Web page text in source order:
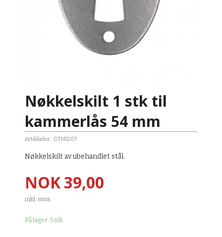
Nøkkelskilt 1 stk til
kammerlås 54 mm
Artikkelnr.: GTH5207
Nøkkelskilt av ubehandlet stål.
Pris
NOK39,00
inkl. mva.
På lager: 5 stk.